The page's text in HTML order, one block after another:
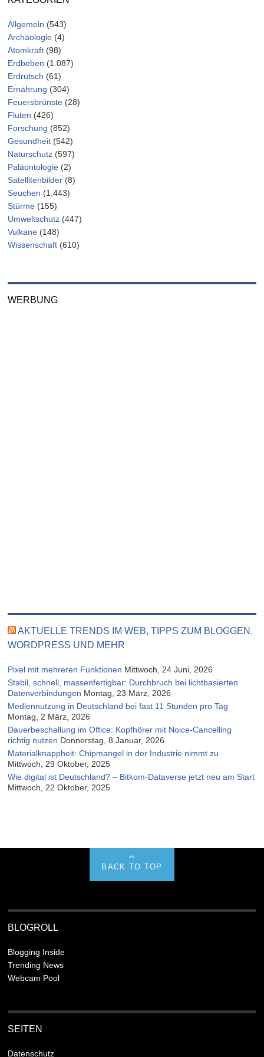
Allgemein (543)
Archäologie (4)
Atomkraft (98)
Erdbeben (1.087)
Erdrutsch (61)
Ernährung (304)
Feuersbrünste (28)
Fluten (426)
Forschung (852)
Gesundheit (542)
Naturschutz (597)
Paläontologie (2)
Satellitenbilder (8)
Seuchen (1.443)
Stürme (155)
Umweltschutz (447)
Vulkane (148)
Wissenschaft (610)
WERBUNG
AKTUELLE TRENDS IM WEB, TIPPS ZUM BLOGGEN,
WORDPRESS UND MEHR
Pixel mit mehreren Funktionen Mittwoch, 24 Juni, 2026
Stabil, schnell, massenfertigbar: Durchbruch bei lichtbasierten
Datenverbindungen Montag, 23 März, 2026
Mediennutzung in Deutschland bei fast 11 Stunden pro Tag
Montag, 2 März, 2026
Dauerbeschallung im Office: Kopfhörer mit Noice-Cancelling
richtig nutzen Donnerstag, 8 Januar, 2026
Materialknappheit: Chipmangel in der Industrie nimmt zu
Mittwoch, 29 Oktober, 2025
Wie digital ist Deutschland? – Bitkom-Dataverse jetzt neu am Start
Mittwoch, 22 Oktober, 2025
BACK TO TOP
BLOGROLL
Blogging Inside
Trending News
Webcam Pool
SEITEN
Datenschutz